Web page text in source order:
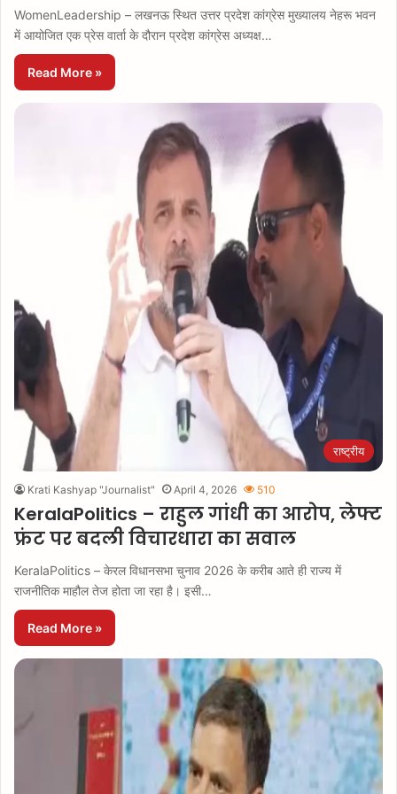
WomenLeadership – लखनऊ स्थित उत्तर प्रदेश कांग्रेस मुख्यालय नेहरू भवन
में आयोजित एक प्रेस वार्ता के दौरान प्रदेश कांग्रेस अध्यक्ष…
Read More »
राष्ट्रीय
Krati Kashyap "Journalist" April 4, 2026 510
KeralaPolitics – राहुल गांधी का आरोप, लेफ्ट
फ्रंट पर बदली विचारधारा का सवाल
KeralaPolitics – केरल विधानसभा चुनाव 2026 के करीब आते ही राज्य में
राजनीतिक माहौल तेज होता जा रहा है। इसी…
Read More »